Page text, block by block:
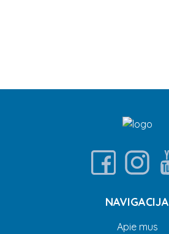
NAVIGACIJA
Apie mus